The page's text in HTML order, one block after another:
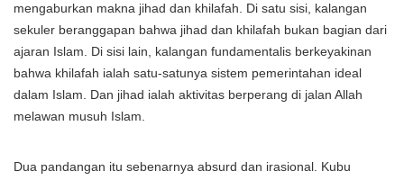
mengaburkan makna jihad dan khilafah. Di satu sisi, kalangan
sekuler beranggapan bahwa jihad dan khilafah bukan bagian dari
ajaran Islam. Di sisi lain, kalangan fundamentalis berkeyakinan
bahwa khilafah ialah satu-satunya sistem pemerintahan ideal
dalam Islam. Dan jihad ialah aktivitas berperang di jalan Allah
melawan musuh Islam.
Dua pandangan itu sebenarnya absurd dan irasional. Kubu